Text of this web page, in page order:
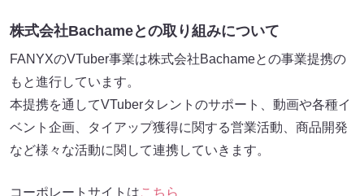
株式会社Bachameとの取り組みについて
FANYXのVTuber事業は株式会社Bachameとの事業提携の
もと進行しています。
本提携を通してVTuberタレントのサポート、動画や各種イ
ベント企画、タイアップ獲得に関する営業活動、商品開発
など様々な活動に関して連携していきます。
コーポレートサイトはこちら